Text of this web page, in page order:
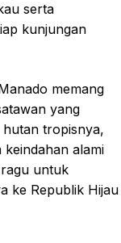
serta
kunjungan
memang
yang
hutan tropisnya,
alami
untuk
ke Republik Hijau